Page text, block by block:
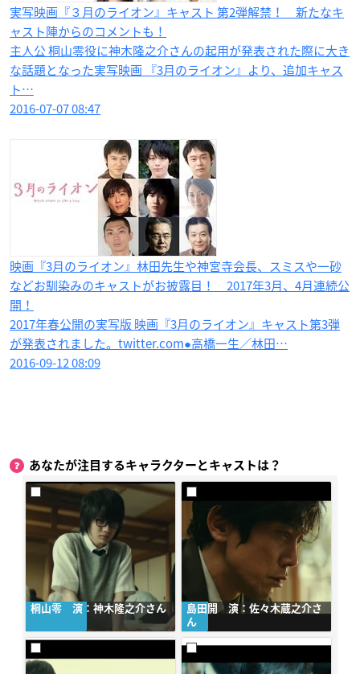
実写映画『３月のライオン』キャスト 第2弾解禁！ 新たなキ
ャスト陣からのコメントも！
主人公 桐山零役に神木隆之介さんの起用が発表された際に大き
な話題となった実写映画 『3月のライオン』より、追加キャス
ト…
2016-07-07 08:47
映画『3月のライオン』林田先生や神宮寺会長、スミスや一砂
などお馴染みのキャストがお披露目！ 2017年3月、4月連続公
開！
2017年春公開の実写版 映画『3月のライオン』キャスト第3弾
が発表されました。twitter.com●高橋一生／林田…
2016-09-12 08:09
あなたが注目するキャラクターとキャストは？
桐山零 演：神木隆之介さん
島田開 演：佐々木蔵之介さ
ん